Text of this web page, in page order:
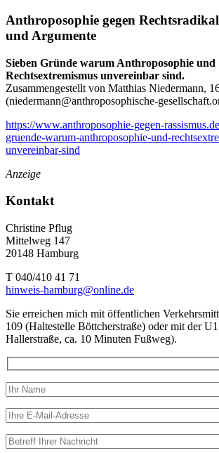
Anthroposophie gegen
und Argumente
Sieben Gründe warum Anthroposophie und
Rechtsextremismus unvereinbar sind.
Zusammengestellt von Matthias Niedermann,
(niedermann@anthroposophische-
https://www.anthroposophie-gegen-
gruende-warum-anthroposophie-und-
unvereinbar-sind
Anzeige
Kontakt
Christine Pflug
Mittelweg 147
20148 Hamburg
T 040/410 41 71
hinweis-hamburg@online.de
Sie erreichen mich mit öffentlichen
109 (Haltestelle Böttcherstraße) oder mit der
Hallerstraße, ca. 10 Minuten Fußweg).